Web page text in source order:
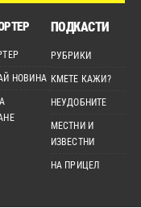
НОВИНА
ПОДКАСТИ
РУБРИКИ
КМЕТЕ КАЖИ?
НЕУДОБНИТЕ
МЕСТНИ И
ИЗВЕСТНИ
НА ПРИЦЕЛ